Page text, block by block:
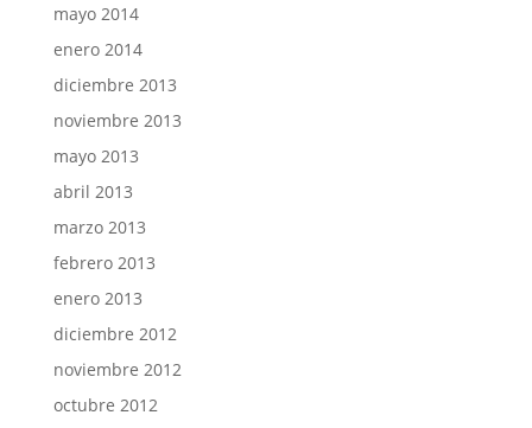
mayo 2014
enero 2014
diciembre 2013
noviembre 2013
mayo 2013
abril 2013
marzo 2013
febrero 2013
enero 2013
diciembre 2012
noviembre 2012
octubre 2012